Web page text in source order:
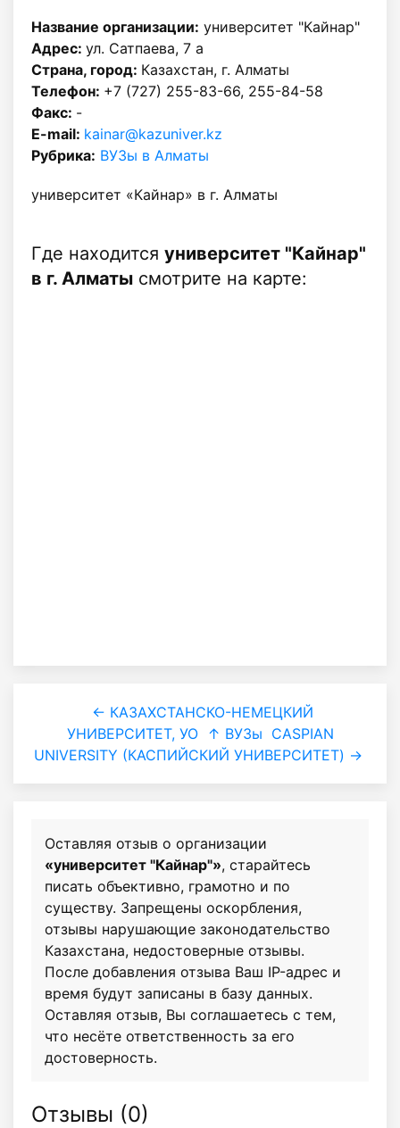
Название организации: университет "Кайнар"
Адрес: ул. Сатпаева, 7 а
Страна, город: Казахстан, г. Алматы
Телефон: +7 (727) 255-83-66, 255-84-58
Факс: -
E-mail: kainar@kazuniver.kz
Рубрика: ВУЗы в Алматы
университет «Кайнар» в г. Алматы
Где находится университет "Кайнар"
в г. Алматы смотрите на карте:
← КАЗАХСТАНСКО-НЕМЕЦКИЙ
УНИВЕРСИТЕТ, УО
↑ ВУЗы CASPIAN
UNIVERSITY (КАСПИЙСКИЙ УНИВЕРСИТЕТ) →
Оставляя отзыв о организации
«университет "Кайнар"», старайтесь
писать объективно, грамотно и по
существу. Запрещены оскорбления,
отзывы нарушающие законодательство
Казахстана, недостоверные отзывы.
После добавления отзыва Ваш IP-адрес и
время будут записаны в базу данных.
Оставляя отзыв, Вы соглашаетесь с тем,
что несёте ответственность за его
достоверность.
Отзывы (0)